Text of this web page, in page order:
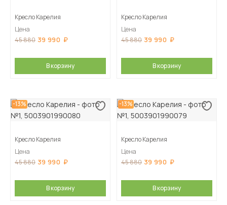
Кресло Карелия
Цена
45 880 39 990
В корзину
Кресло Карелия
Цена
45 880 39 990
В корзину
-13%
Кресло Карелия
Цена
45 880 39 990
В корзину
-13%
Кресло Карелия
Цена
45 880 39 990
В корзину